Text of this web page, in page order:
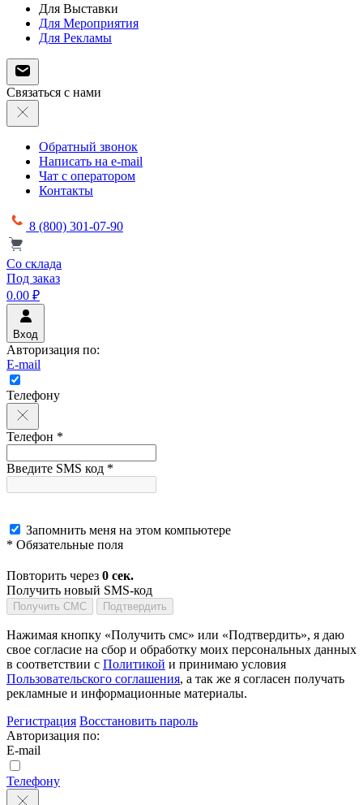
Для Выставки
Для Мероприятия
Для Рекламы
Связаться с нами
Обратный звонок
Написать на e-mail
Чат с оператором
Контакты
8 (800) 301-07-90
Со склада
Под заказ
0.00 ₽
Вход
Авторизация по:
E-mail
Телефону
Телефон *
Введите SMS код *
Запомнить меня на этом компьютере
* Обязательные поля
Повторить через 0 сек.
Получить новый SMS-код
Получить СМС Подтвердить
Нажимая кнопку «Получить смс» или «Подтвердить», я даю
свое согласие на сбор и обработку моих персональных данных
в соответствии с Политикой и принимаю условия
Пользовательского соглашения, а так же я согласен получать
рекламные и информационные материалы.
Регистрация Восстановить пароль
Авторизация по:
E-mail
Телефону